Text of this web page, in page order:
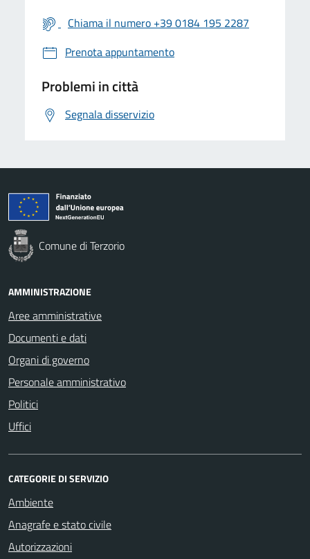
Chiama il numero +39 0184 195 2287
Prenota appuntamento
Problemi in città
Segnala disservizio
Comune di Terzorio
AMMINISTRAZIONE
Aree amministrative
Documenti e dati
Organi di governo
Personale amministrativo
Politici
Uffici
CATEGORIE DI SERVIZIO
Ambiente
Anagrafe e stato civile
Autorizzazioni